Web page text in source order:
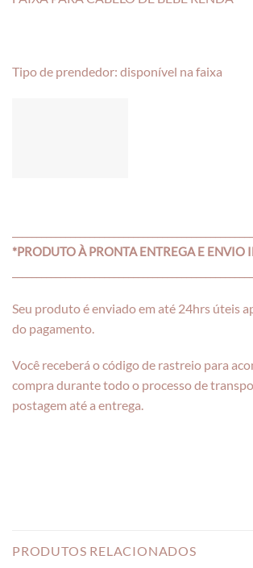
Tipo de prendedor: disponível na faixa
*PRODUTO À PRONTA ENTREGA E ENVIO
Seu produto é enviado em até 24hrs úteis
do pagamento.
Você receberá o código de rastreio para
compra durante todo o processo de
postagem até a entrega.
PRODUTOS RELACIONADOS